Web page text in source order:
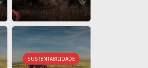
SUSTENTABILIDADE